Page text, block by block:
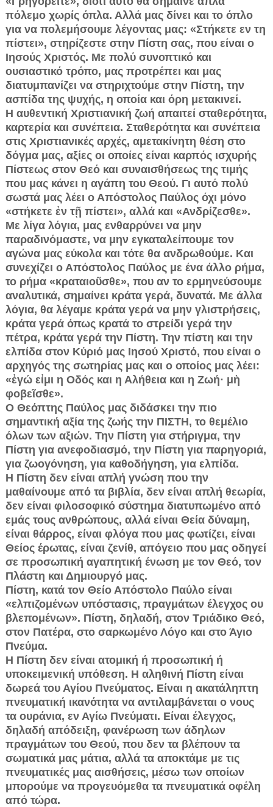
πόλεμο χωρίς όπλα. Αλλά μας δίνει και το όπλο
για να πολεμήσουμε λέγοντας μας: «Στήκετε εν τη
πίστει», στηρίζεστε στην Πίστη σας, που είναι ο
Ιησούς Χριστός. Με πολύ συνοπτικό και
ουσιαστικό τρόπο, μας προτρέπει και μας
διατυμπανίζει να στηριχτούμε στην Πίστη, την
ασπίδα της ψυχής, η οποία και όρη μετακινεί.
Η αυθεντική Χριστιανική ζωή απαιτεί σταθερότητα,
καρτερία και συνέπεια. Σταθερότητα και συνέπεια
στις Χριστιανικές αρχές, αμετακίνητη θέση στο
δόγμα μας, αξίες οι οποίες είναι καρπός ισχυρής
Πίστεως στον Θεό και συναισθήσεως της τιμής
που μας κάνει η αγάπη του Θεού. Γι αυτό πολύ
σωστά μας λέει ο Απόστολος Παύλος όχι μόνο
«στήκετε ἐν τῇ πίστει», αλλά και «Ανδρίζεσθε».
Με λίγα λόγια, μας ενθαρρύνει να μην
παραδινόμαστε, να μην εγκαταλείπουμε τον
αγώνα μας εύκολα και τότε θα ανδρωθούμε. Και
συνεχίζει ο Απόστολος Παύλος με ένα άλλο ρήμα,
το ρήμα «κραταιοῦσθε», που αν το ερμηνεύσουμε
αναλυτικά, σημαίνει κράτα γερά, δυνατά. Με άλλα
λόγια, θα λέγαμε κράτα γερά να μην γλιστρήσεις,
κράτα γερά όπως κρατά το στρείδι γερά την
πέτρα, κράτα γερά την Πίστη. Την πίστη και την
ελπίδα στον Κύριό μας Ιησού Χριστό, που είναι ο
αρχηγός της σωτηρίας μας και ο οποίος μας λέει:
«ἐγώ εἰμι η Οδός και η Αλήθεια και η Ζωή· μὴ
φοβεῖσθε».
Ο Θεόπτης Παύλος μας διδάσκει την πιο
σημαντική αξία της ζωής την ΠΙΣΤΗ, το θεμέλιο
όλων των αξιών. Την Πίστη για στήριγμα, την
Πίστη για ανεφοδιασμό, την Πίστη για παρηγοριά,
για ζωογόνηση, για καθοδήγηση, για ελπίδα.
Η Πίστη δεν είναι απλή γνώση που την
μαθαίνουμε από τα βιβλία, δεν είναι απλή θεωρία,
δεν είναι φιλοσοφικό σύστημα διατυπωμένο από
εμάς τους ανθρώπους, αλλά είναι Θεία δύναμη,
είναι θάρρος, είναι φλόγα που μας φωτίζει, είναι
Θείος έρωτας, είναι ζενίθ, απόγειο που μας οδηγεί
σε προσωπική αγαπητική ένωση με τον Θεό, τον
Πλάστη και Δημιουργό μας.
Πίστη, κατά τον Θείο Απόστολο Παύλο είναι
«ελπιζομένων υπόστασις, πραγμάτων έλεγχος ου
βλεπομένων». Πίστη, δηλαδή, στον Τριάδικο Θεό,
στον Πατέρα, στο σαρκωμένο Λόγο και στο Άγιο
Πνεύμα.
Η Πίστη δεν είναι ατομική ή προσωπική ή
υποκειμενική υπόθεση. Η αληθινή Πίστη είναι
δωρεά του Αγίου Πνεύματος. Είναι η ακατάληπτη
πνευματική ικανότητα να αντιλαμβάνεται ο νους
τα ουράνια, εν Αγίω Πνεύματι. Είναι έλεγχος,
δηλαδή απόδειξη, φανέρωση των άδηλων
πραγμάτων του Θεού, που δεν τα βλέπουν τα
σωματικά μας μάτια, αλλά τα αποκτάμε με τις
πνευματικές μας αισθήσεις, μέσω των οποίων
μπορούμε να προγευόμεθα τα πνευματικά οφέλη
από τώρα.